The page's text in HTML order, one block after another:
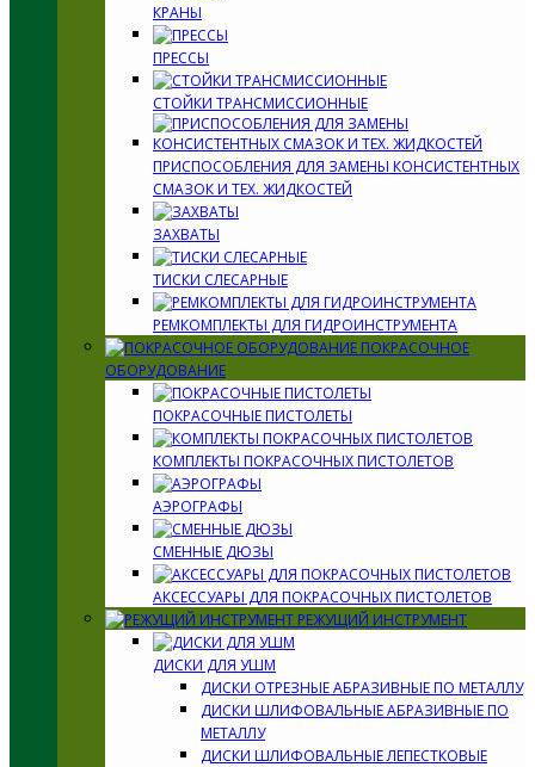
КРАНЫ
ПРЕССЫ
СТОЙКИ ТРАНСМИССИОННЫЕ
ПРИСПОСОБЛЕНИЯ ДЛЯ ЗАМЕНЫ КОНСИСТЕНТНЫХ
СМАЗОК И ТЕХ. ЖИДКОСТЕЙ
ЗАХВАТЫ
ТИСКИ СЛЕСАРНЫЕ
РЕМКОМПЛЕКТЫ ДЛЯ ГИДРОИНСТРУМЕНТА
ПОКРАСОЧНОЕ
ОБОРУДОВАНИЕ
ПОКРАСОЧНЫЕ ПИСТОЛЕТЫ
КОМПЛЕКТЫ ПОКРАСОЧНЫХ ПИСТОЛЕТОВ
АЭРОГРАФЫ
СМЕННЫЕ ДЮЗЫ
АКСЕССУАРЫ ДЛЯ ПОКРАСОЧНЫХ ПИСТОЛЕТОВ
РЕЖУЩИЙ ИНСТРУМЕНТ
ДИСКИ ДЛЯ УШМ
ДИСКИ ОТРЕЗНЫЕ АБРАЗИВНЫЕ ПО МЕТАЛЛУ
ДИСКИ ШЛИФОВАЛЬНЫЕ АБРАЗИВНЫЕ ПО
МЕТАЛЛУ
ДИСКИ ШЛИФОВАЛЬНЫЕ ЛЕПЕСТКОВЫЕ